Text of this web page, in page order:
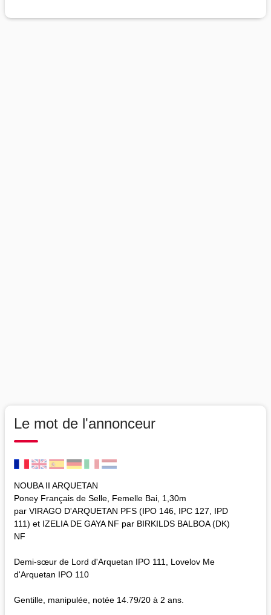
Le mot de l'annonceur
NOUBA II ARQUETAN
Poney Français de Selle, Femelle Bai, 1,30m
par VIRAGO D'ARQUETAN PFS (IPO 146, IPC 127, IPD
111) et IZELIA DE GAYA NF par BIRKILDS BALBOA (DK)
NF
Demi-sœur de Lord d'Arquetan IPO 111, Lovelov Me
d'Arquetan IPO 110
Gentille, manipulée, notée 14.79/20 à 2 ans.